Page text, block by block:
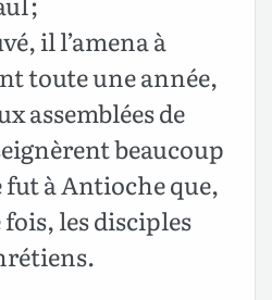
il l’amena à
toute une année,
assemblées de
beaucoup
fut à Antioche que,
les disciples